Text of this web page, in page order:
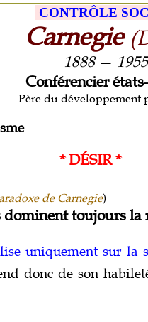
CONTRÔLE
Carnegie
1888— 1955
Conférencier
Père du développement
* DÉSIR *
de Carnegie)
dominent toujours la
uniquement sur la
donc de son